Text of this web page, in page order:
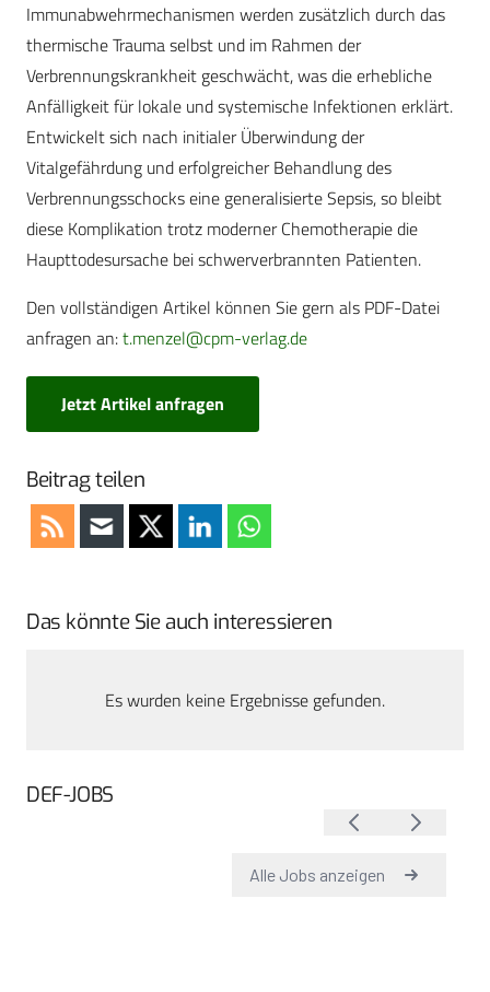
Immunabwehrmechanismen werden zusätzlich durch das
thermische Trauma selbst und im Rahmen der
Verbrennungskrankheit geschwächt, was die erhebliche
Anfälligkeit für lokale und systemische Infektionen erklärt.
Entwickelt sich nach initialer Überwindung der
Vitalgefährdung und erfolgreicher Behandlung des
Verbrennungsschocks eine generalisierte Sepsis, so bleibt
diese Komplikation trotz moderner Chemotherapie die
Haupttodesursache bei schwerverbrannten Patienten.
Den vollständigen Artikel können Sie gern als PDF-Datei
anfragen an:t.menzel@cpm-verlag.de
Jetzt Artikel anfragen
Beitrag teilen
Das könnte Sie auch interessieren
Es wurden keine Ergebnisse gefunden.
DEF-JOBS